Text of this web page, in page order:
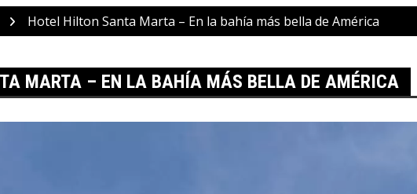
Hotel Hilton Santa Marta – En la bahía más bella de América
MARTA – EN LA BAHÍA MÁS BELLA DE AMÉRICA